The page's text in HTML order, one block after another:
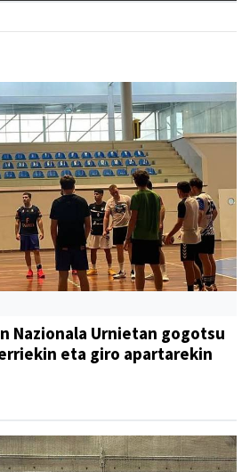
Nazionala Urnietan gogotsu
eta giro apartarekin